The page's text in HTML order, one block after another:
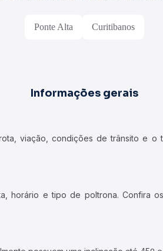
Ponte Alta Curitibanos
Informações gerais
viação, condições de trânsito e o
horário e tipo de poltrona. Confira